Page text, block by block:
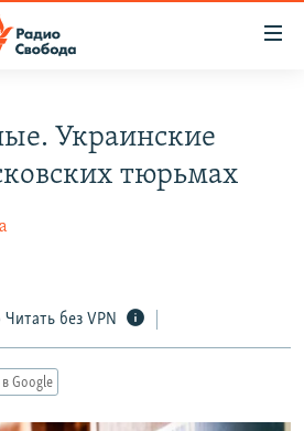
Украинские
тюрьмах
Читать без VPN
Google